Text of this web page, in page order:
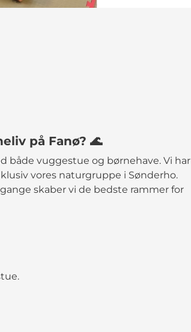
på Fanø? 🌊
både vuggestue og børnehave. Vi har
vores naturgruppe i Sønderho.
skaber vi de bedste rammer for